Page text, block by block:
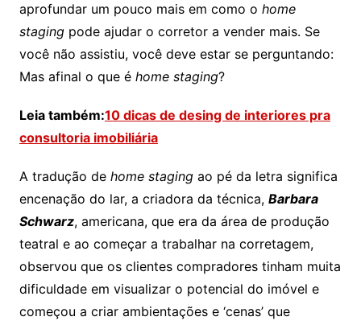
aprofundar um pouco mais em como o home
stagingpode ajudar o corretor a vender mais. Se
você não assistiu, você deve estar se perguntando:
Mas afinal o que é home staging?
Leia também:10 dicas de desing de interiores pra
consultoria imobiliária
A tradução de home stagingao pé da letra significa
encenação do lar, a criadora da técnica, Barbara
Schwarz, americana, que era da área de produção
teatral e ao começar a trabalhar na corretagem,
observou que os clientes compradores tinham muita
dificuldade em visualizar o potencial do imóvel e
começou a criar ambientações e ‘cenas’ que